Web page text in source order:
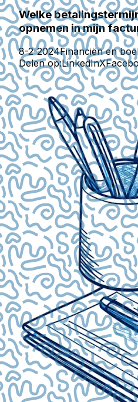
Welke
opnemen in mijn
8-2-2024Financiën en
Delen op:LinkedInX